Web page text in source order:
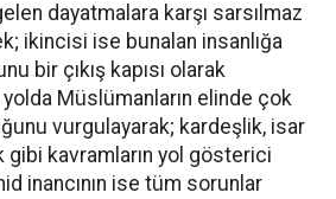
dayatmalara karşı sarsılmaz
ikincisi ise bunalan insanlığa
bir çıkış kapısı olarak
yolda Müslümanların elinde çok
vurgulayarak; kardeşlik, isar
gibi kavramların yol gösterici
inancının ise tüm sorunlar